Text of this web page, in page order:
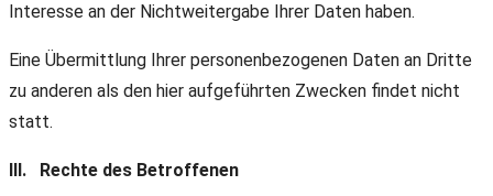
Interesse an der Nichtweitergabe Ihrer Daten haben.
Eine Übermittlung Ihrer personenbezogenen Daten an Dritte
zu anderen als den hier aufgeführten Zwecken findet nicht
statt.
III. Rechte des Betroffenen